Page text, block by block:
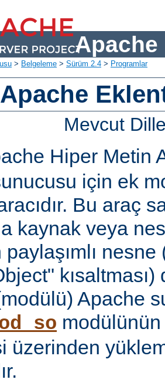
Apache
> Belgeleme > Sürüm 2.4 > Programlar
Mevcut
Hiper Metin
için ek
Bu araç
kaynak veya
Apache
üzerinden